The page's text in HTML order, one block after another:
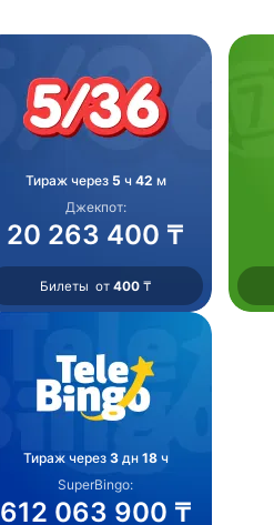
Тираж через 5 ч 42 м
Джекпот:
20 263 400 ₸
Билеты от 400₸
Тираж через 3дн 18ч
SuperBingo:
612 063 900 ₸